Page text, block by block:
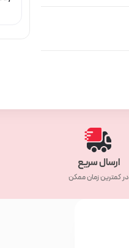
ارسال سریع
در کمترین زمان ممکن